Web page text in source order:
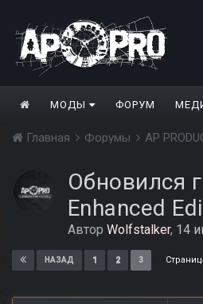
МОДЫ ФОРУМ
Главная Форумы AP
Обновился
Enhanced
Автор Wolfstalker, 14
НАЗАД 1 2 3